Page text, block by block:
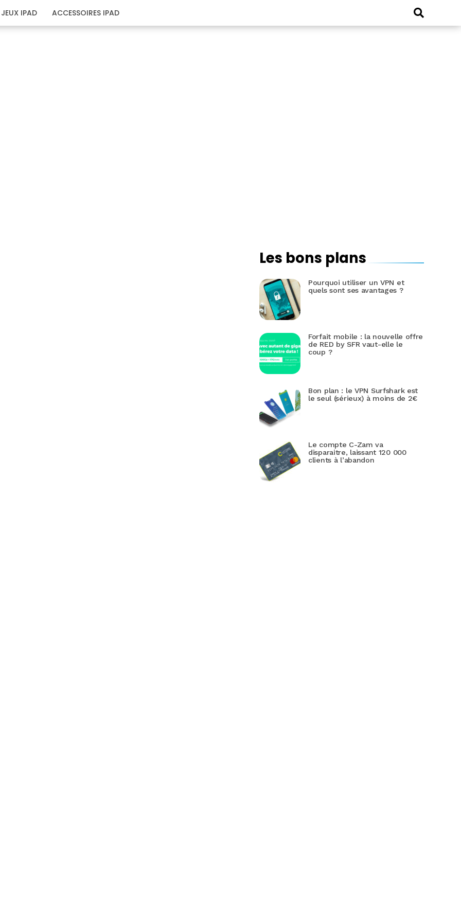
JEUX IPAD ACCESSOIRES IPAD
Les bons plans
Pourquoi utiliser un VPN et
quels sont ses avantages ?
Forfait mobile : la nouvelle offre
de RED by SFR vaut-elle le
coup ?
Bon plan : le VPN Surfshark est
le seul (sérieux) à moins de 2€
Le compte C-Zam va
disparaitre, laissant 120 000
clients à l’abandon